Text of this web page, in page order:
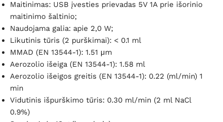
Maitinimas: USB įvesties prievadas 5V 1A prie išorinio
maitinimo šaltinio;
Naudojama galia: apie 2,0 W;
Likutinis tūris (2 purškimai): < 0.1 ml
MMAD (EN 13544-1): 1.51 μm
Aerozolio išeiga (EN 13544-1): 1.58 ml
Aerozolio išeigos greitis (EN 13544-1): 0.22 (ml/min) 1
min
Vidutinis išpurškimo tūris: 0.30 ml/min (2 ml NaCl
0.9%)